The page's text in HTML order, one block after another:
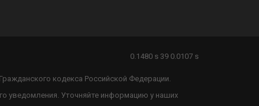
0.1480 s 39 0.0107 s
кодекса Российской Федерации.
уведомления. Уточняйте информацию у наших